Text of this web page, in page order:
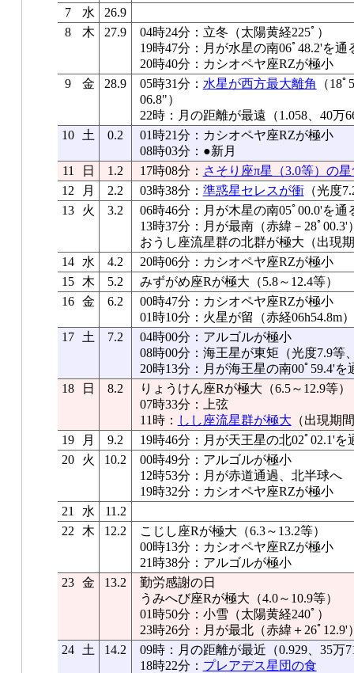
7
水
26.9
8
木 27.9
04時24分：立冬（太陽黄経225ﾟ）
19時47分：月が水星の南06ﾟ48.2'を通
20時40分：カシオペヤ座RZが極小
9
金 28.9 05時31分： 水星が西方最大離角 （18
06.8"）
22時：月の距離が最遠（1.058、40万
10
土 0.2
01時21分：カシオペヤ座RZが極小
08時03分：●新月
11
日 1.2 17時08分： さそり座π星（3.0等）の星
12
月 2.2 03時38分： 準惑星セレスが衝（光度
13
火 3.2
06時46分：月が木星の南05ﾟ00.0'を通
13時37分：月が最南（赤緯－28ﾟ00.3'
おうし座流星群の北群が極大（出現
14
水 4.2
20時06分：カシオペヤ座RZが極小
15
木 5.2
みずがめ座Rが極大（5.8～12.4等）
16 金 6.2
00時47分：カシオペヤ座RZが極小
01時10分：火星が留（赤経06h54.8m）
17
土 7.2
04時00分：アルゴルが極小
08時00分：海王星が東矩（光度7.9等
20時13分：月が海王星の南00ﾟ59.4'
18
日 8.2
りょうけん座Rが極大（6.5～12.9等）
07時33分：上弦
11時： しし座流星群が極大 （出現期
19
月 9.2
19時46分：月が天王星の北02ﾟ02.1'を
20
火 10.2
00時49分：アルゴルが極小
12時53分：月が赤道通過、北半球へ
19時32分：カシオペヤ座RZが極小
21
水
11.2
22
木 12.2
こじし座Rが極大（6.3～13.2等）
00時13分：カシオペヤ座RZが極小
21時38分：アルゴルが極小
23 金 13.2
勤労感謝の日
うみへび座Rが極大（4.0～10.9等）
01時50分：小雪（太陽黄経240ﾟ）
23時26分：月が最北（赤緯＋26ﾟ12.9'
24
土 14.2
09時：月の距離が最近（0.929、35万
18時22分： プレアデス星団の食